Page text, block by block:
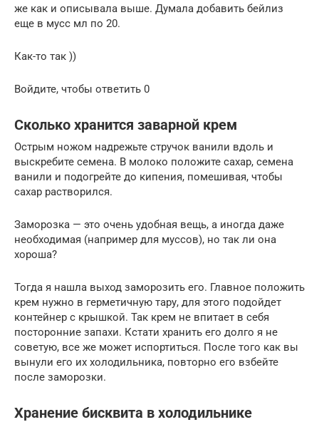
же как и описывала выше. Думала добавить бейлиз
еще в мусс мл по 20.
Как-то так ))
Войдите, чтобы ответить 0
Сколько хранится заварной крем
Острым ножом надрежьте стручок ванили вдоль и
выскребите семена. В молоко положите сахар, семена
ванили и подогрейте до кипения, помешивая, чтобы
сахар растворился.
Заморозка — это очень удобная вещь, а иногда даже
необходимая (например для муссов), но так ли она
хороша?
Тогда я нашла выход заморозить его. Главное положить
крем нужно в герметичную тару, для этого подойдет
контейнер с крышкой. Так крем не впитает в себя
посторонние запахи. Кстати хранить его долго я не
советую, все же может испортиться. После того как вы
вынули его их холодильника, повторно его взбейте
после заморозки.
Хранение бисквита в холодильнике